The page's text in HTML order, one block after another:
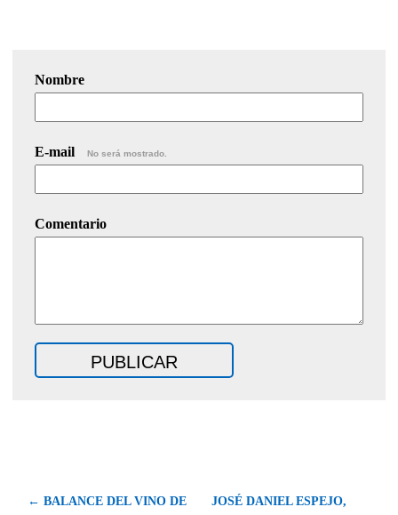
Nombre
E-mail No será mostrado.
Comentario
← BALANCE DEL VINO DE JOSÉ DANIEL ESPEJO,